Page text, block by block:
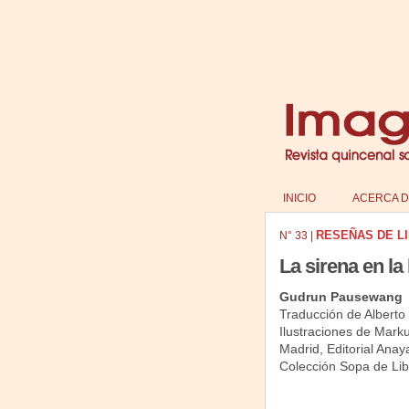
INICIO ACERCA
N° 33 RESEÑAS DE
La sirena en
Gudrun Pausewang
Traducción de Alberto
Ilustraciones de
Madrid, Editorial
Colección Sopa de